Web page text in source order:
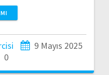
9 Mayıs 2025
0